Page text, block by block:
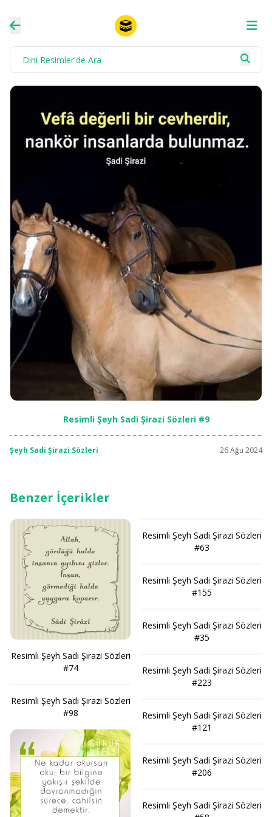
Resimli Şeyh Sadi Şirazi Sözleri #9
Şeyh Sadi Şirazi Sözleri 26 Ağu 2024
Benzer İçerikler
Resimli Şeyh Sadi Şirazi Sözleri
#74
Resimli Şeyh Sadi Şirazi Sözleri
#98
Resimli Şeyh Sadi Şirazi Sözleri
#63
Resimli Şeyh Sadi Şirazi Sözleri
#155
Resimli Şeyh Sadi Şirazi Sözleri
#35
Resimli Şeyh Sadi Şirazi Sözleri
#223
Resimli Şeyh Sadi Şirazi Sözleri
#121
Resimli Şeyh Sadi Şirazi Sözleri
#206
Resimli Şeyh Sadi Şirazi Sözleri